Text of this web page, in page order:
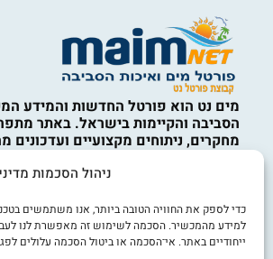
ניהול הסכמות
למידע מהמכשיר. הסכמה לשימוש זה מאפשרת לנו לעבד
ייחודיים באתר. אי־הסכמה או ביטול הסכמה עלולים
מים נט הוא פורטל החדשות והמידע
הסביבה והקיימות בישראל. באתר
מחקרים, ניתוחים מקצועיים
המים, ההתפלה, תשתיות מים וביוב,
איכות הסביבה, מחזור, טיפול בפסולת,
מהווים ייעוץ מקצועי, הנדסי,
הוא באחריות המשתמש ובכפוף לתקנון